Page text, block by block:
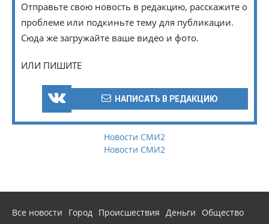
Отправьте свою новость в редакцию, расскажите о
проблеме или подкиньте тему для публикации.
Сюда же загружайте ваше видео и фото.
ИЛИ ПИШИТЕ
НАПИСАТЬ В РЕДАКЦИЮ
Новости СМИ2
Новости СМИ2
Все новости Город Происшествия Деньги
Общество